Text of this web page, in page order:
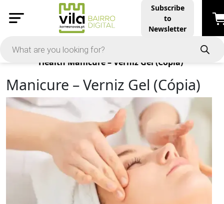
Subscribe
to
Newsletter
Products
Health Manicure – Verniz Gel (Cópia)
Manicure – Verniz Gel (Cópia)